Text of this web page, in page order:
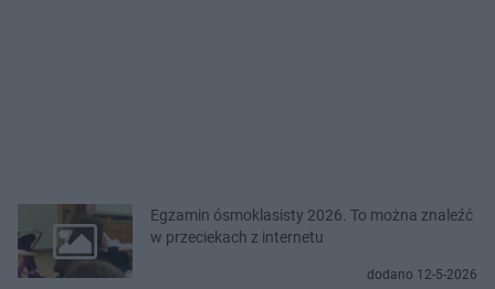
Egzamin ósmoklasisty 2026. To można znaleźć
w przeciekach z internetu
dodano 12-5-2026